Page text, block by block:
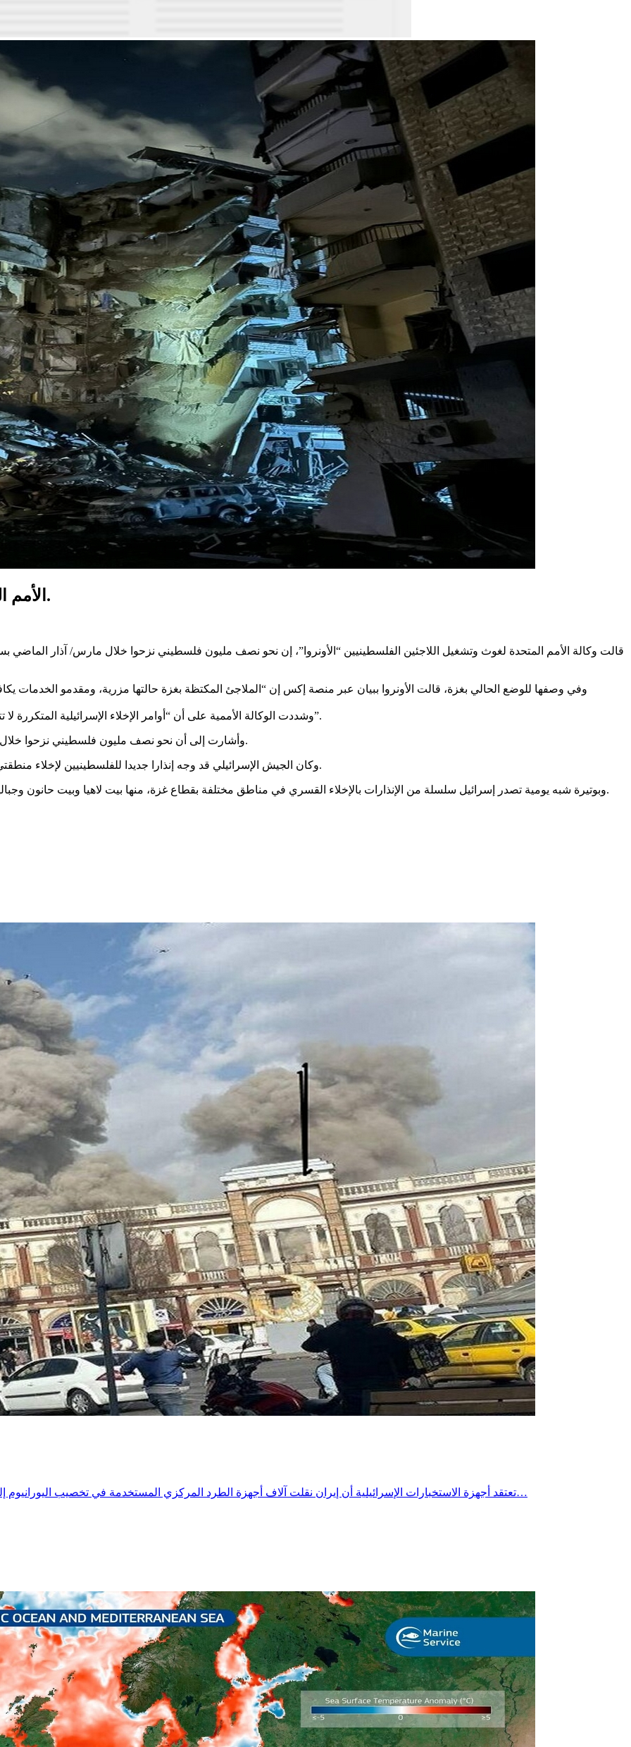
الأمم المتحدة: هجوم اسرائيل على غزة جريمة حرب.
قالت وكالة الأمم المتحدة لغوث وتشغيل اللاجئين الفلسطينيين “الأونروا”، إن نحو نصف مليون فلسطيني نزحوا خلال مارس/ آذار الماضي
وفي وصفها للوضع الحالي بغزة، قالت الأونروا ببيان عبر منصة إكس إن “الملاجئ المكتظة بغزة حالتها مزرية، ومقدمو الخدمات
وشددت الوكالة الأممية على أن “أوامر الإخلاء الإسرائيلية المتكررة لا تترك للفلسطينيين سوى مساحة مجزأة وغير آمنة تقل عن ثلث القطاع”.
وأشارت إلى أن نحو نصف مليون فلسطيني نزحوا خلال الشهر الماضي على خلفية أوامر الإخلاء الإسرائيلية المتكررة بالقطاع.
وكان الجيش الإسرائيلي قد وجه إنذارا جديدا للفلسطينيين لإخلاء منطقتي بيت حانون والشيخ زايد شمال قطاع غزة، تمهيداً لتنفيذ هجوم عليهما.
وبوتيرة شبه يومية تصدر إسرائيل سلسلة من الإنذارات بالإخلاء القسري في مناطق مختلفة بقطاع غزة، منها بيت لاهيا وبيت حانون وجباليا شمالا، إضافة إلى مدينة رفح كاملة ومناطق بمدينة خان يونس جنوبا.
تعتقد أجهزة الاستخبارات الإسرائيلية أن إيران نقلت آلاف أجهزة الطرد المركزي المستخدمة في تخصيب اليورانيوم إلى أنفاق محفورة في أعماق جبل خلال الخريف الماضي، وفق ما نقلته…